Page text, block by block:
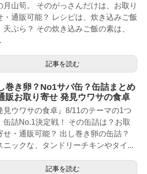
月山筍。 そのがっさんだけは、お取り
・通販可能？ レシピは、炊き込みご飯
天ぷら？ その炊き込みご飯の素は、
記事を読む
巻き卵？No1サバ缶？缶詰まとめ
販お取り寄せ 発見ウワサの食卓
見ウワサの食卓』8/11のテーマの1つ
缶詰No.1決定戦！ その缶詰は？お取
せ・通販可能？ 出し巻き卵の缶詰？
ニックな、タンドリーチキンやタイ...
記事を読む